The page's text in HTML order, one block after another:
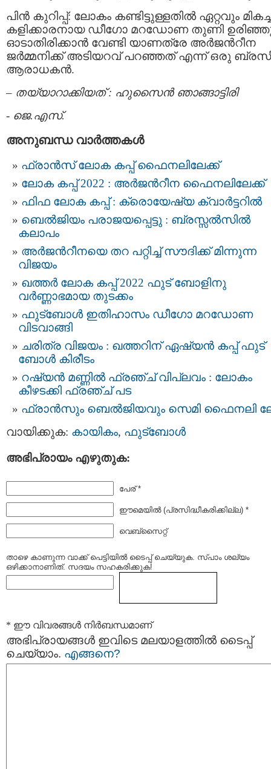
പിന്‍ കുറിപ്പ്‌: ലോകം കണ്ടിട്ടുള്ളതില്‍ ഏറ്റവും
കളിക്കാരനായ ഡീഗോ മറഡോണ തുണി
ഓടാതിരിക്കാന്‍ വേണ്ടി യാണത്രേ അര്‍ജന്‍റീന
ജര്‍മ്മനിക്ക് അടിയറവ്‌ പറഞ്ഞത്‌ എന്ന്‍ ഒരു
ആരാധകന്‍.
– തയ്യാറാക്കിയത്‌ : ഹുസൈന്‍ ഞാങ്ങാട്ടിരി
- ജെ.എസ്.
അനുബന്ധ വാര്‍ത്തകള്‍
ഫ്രാന്‍സ് ലോക കപ്പ് ഫൈനലിലേക്ക്
ലോക കപ്പ് 2022 : അര്‍ജന്‍റീന ഫൈനലിലേക്ക്
ഫിഫ ലോക കപ്പ് : ക്രൊയേഷ്യ ക്വാര്‍ട്ടറില്‍
ബെല്‍ജിയം പരാജയപ്പെട്ടു : ബ്രസ്സല്‍സില്‍
കലാപം
അര്‍ജന്‍റീനയെ തറ പറ്റിച്ച് സൗദിക്ക് മിന്നുന്ന
വിജയം
ഖത്തര്‍ ലോക കപ്പ് 2022 ഫുട് ബോളിനു
വര്‍ണ്ണാഭമായ തുടക്കം
ഫുട്‌ബോള്‍ ഇതിഹാസം ഡീഗോ മറഡോണ
വിടവാങ്ങി
ചരിത്ര വിജയം : ഖത്തറിന് ഏഷ്യന്‍ കപ്പ് ഫുട്‌
ബോള്‍ കിരീടം
റഷ്യന്‍ മണ്ണില്‍ ഫ്രഞ്ച് വിപ്ലവം : ലോകം
കീ‍ഴടക്കി ഫ്രഞ്ച് പട
ഫ്രാന്‍സും ബെല്‍ജിയവും സെമി ഫൈനലി
വായിക്കുക: കായികം, ഫുട്ബോള്‍
അഭിപ്രായം എഴുതുക:
പേര് *
ഈമെയില്‍ (പ്രസിദ്ധീകരിക്കില്ല) *
വെബ്സൈറ്റ്
താഴെ കാണുന്ന വാക്ക് പെട്ടിയില്‍ ടൈപ്പ്‌ ചെയ്യുക. സ്പാം ശല്യം
ഒഴിക്കാനാണിത്. സദയം സഹകരിക്കുക!
* ഈ വിവരങ്ങള്‍ നിര്‍ബന്ധമാണ്
അഭിപ്രായങ്ങള്‍ ഇവിടെ മലയാളത്തില്‍ ടൈപ്പ്
ചെയ്യാം. എങ്ങനെ?